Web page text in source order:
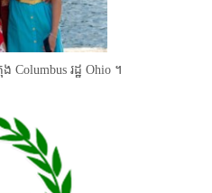
រដ្ឋ Ohio ។